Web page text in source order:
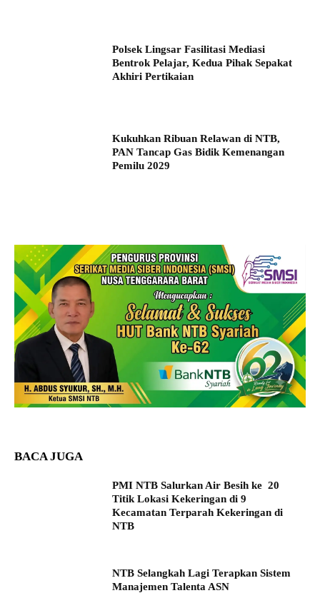
Polsek Lingsar Fasilitasi Mediasi
Bentrok Pelajar, Kedua Pihak Sepakat
Akhiri Pertikaian
Kukuhkan Ribuan Relawan di NTB,
PAN Tancap Gas Bidik Kemenangan
Pemilu 2029
BACA JUGA
PMI NTB Salurkan Air Besih ke 20
Titik Lokasi Kekeringan di 9
Kecamatan Terparah Kekeringan di
NTB
NTB Selangkah Lagi Terapkan Sistem
Manajemen Talenta ASN